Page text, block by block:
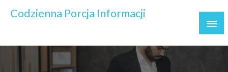
Codzienna Porcja Informacji